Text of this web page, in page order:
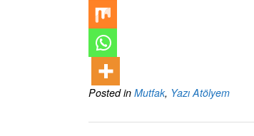
Posted in Mutfak, Yazı Atölyem